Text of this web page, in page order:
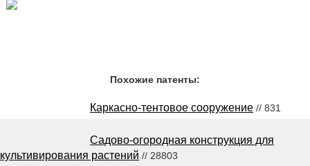
Похожие патенты:
Каркасно-тентовое сооружение // 831
Садово-огородная конструкция для
культивирования растений // 28803